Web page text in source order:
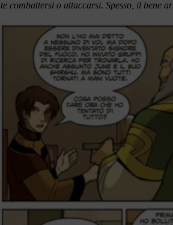
combattersi o attaccarsi. Spesso, il bene